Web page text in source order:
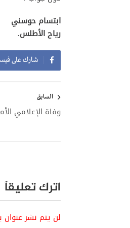
ابتسام حوسني
رياح الأطلس.
شارك على
المقالات
السابق
وفاة الإعلامي
اترك تعليقاً
لن يتم نشر عنوان